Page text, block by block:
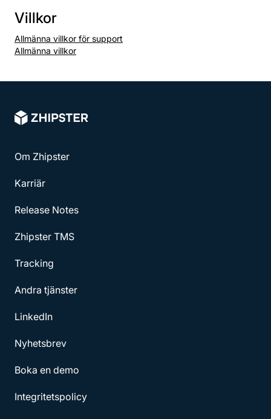
Villkor
Allmänna villkor för support
Allmänna villkor
Om Zhipster
Karriär
Release Notes
Zhipster TMS
Tracking
Andra tjänster
LinkedIn
Nyhetsbrev
Boka en demo
Integritetspolicy